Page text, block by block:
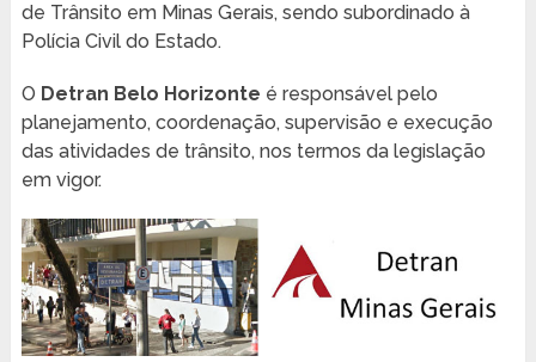
de Trânsito em Minas Gerais, sendo subordinado à
Polícia Civil do Estado.
O Detran Belo Horizonte é responsável pelo
planejamento, coordenação, supervisão e execução
das atividades de trânsito, nos termos da legislação
em vigor.